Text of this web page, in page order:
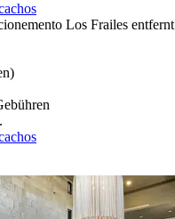
Los Frailes entfernt